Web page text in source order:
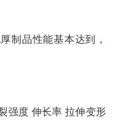
制品性能基本达到，
强度 伸长率 拉伸变形